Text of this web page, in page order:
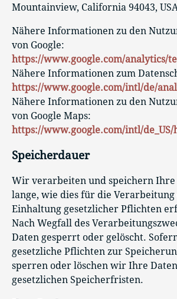
Mountainview, California 94043,
Nähere Informationen zu den
von Google:
https://www.google.com/analytics/
Nähere Informationen zum
https://www.google.com/intl/de/
Nähere Informationen zu den
von Google Maps:
https://www.google.com/intl/
Speicherdauer
Wir verarbeiten und speichern Ihre
lange, wie dies für die
Einhaltung gesetzlicher Pflichten
Nach Wegfall des
Daten gesperrt oder gelöscht.
gesetzliche Pflichten zur
sperren oder löschen wir Ihre
gesetzlichen Speicherfristen.